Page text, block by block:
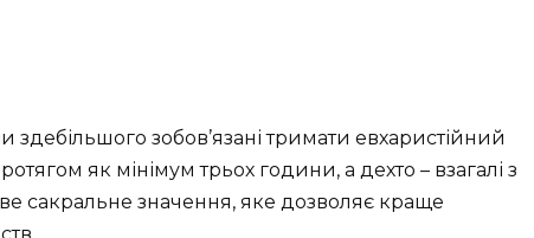
зобов’язані тримати евхаристійний
як мінімум трьох години, а дехто – взагалі з
сакральне значення, яке дозволяє краще